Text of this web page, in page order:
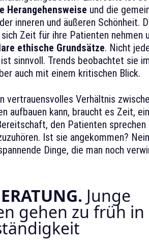
Herangehensweise und die
inneren und äußeren Schönheit.
Zeit für ihre Patienten nehmen
ethische Grundsätze. Nicht
sinnvoll. Trends beobachtet sie
auch mit einem kritischen Blick.
vertrauensvolles Verhältnis
aufbauen kann, braucht es Zeit,
den Patienten sprechen
Ist sie angekommen?
Dinge, die man noch
Junge
gehen zu früh in